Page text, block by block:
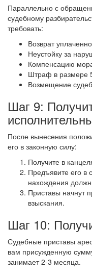
Параллельно с
судебному
требовать:
Возврат
Неустойку за
Компенсацию
Штраф в размере
Возмещение
Шаг 9:
После вынесения
его в законную силу:
Получите в
Предъявите его в
нахождения
Приставы начнут
взыскания.
Шаг 10:
Судебные приставы
вам присужденную
занимает 2-3 месяца.